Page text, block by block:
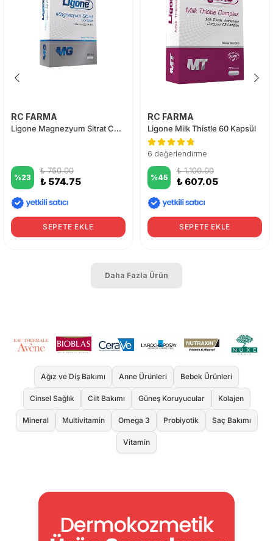
RC FARMA
Ligone Magnezyum Sitrat Complex 60 Tablet
%23
₺ 750.00
₺ 574.75
SEPETE EKLE
RC FARMA
Ligone Milk Thistle 60 Kapsül
6 değerlendirme
%45
₺ 1,100.00
₺ 607.05
SEPETE EKLE
Daha Fazla Ürün
Ağız ve Diş Bakımı Anne Ürünleri Bebek Ürünleri
Cinsel Sağlık Cilt Bakımı Güneş Koruyucular Kolajen
Mineral Multivitamin Omega 3 Probiyotik Saç Bakımı
Vitamin